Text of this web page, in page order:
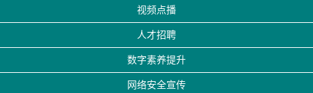
视频点播
人才招聘
数字素养提升
网络安全宣传